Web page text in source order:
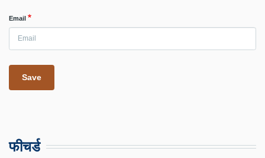
Email
फीचर्ड